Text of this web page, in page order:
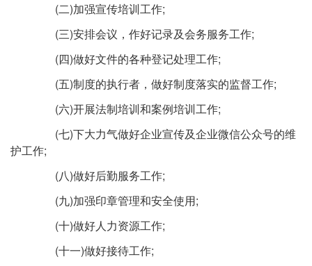
(二)加强宣传培训工作;
(三)安排会议，作好记录及会务服务工作;
(四)做好文件的各种登记处理工作;
(五)制度的执行者，做好制度落实的监督工作;
(六)开展法制培训和案例培训工作;
(七)下大力气做好企业宣传及企业微信公众号的维
护工作;
(八)做好后勤服务工作;
(九)加强印章管理和安全使用;
(十)做好人力资源工作;
(十一)做好接待工作;